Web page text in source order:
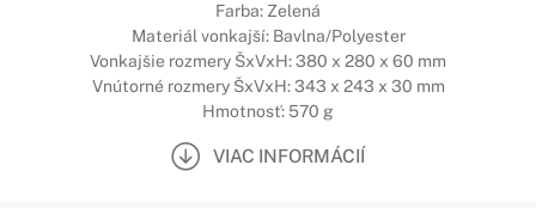
Farba: Zelená
Materiál vonkajší: Bavlna/Polyester
Vonkajšie rozmery ŠxVxH: 380 x 280 x 60 mm
Vnútorné rozmery ŠxVxH: 343 x 243 x 30 mm
Hmotnosť: 570 g
VIAC INFORMÁCIÍ